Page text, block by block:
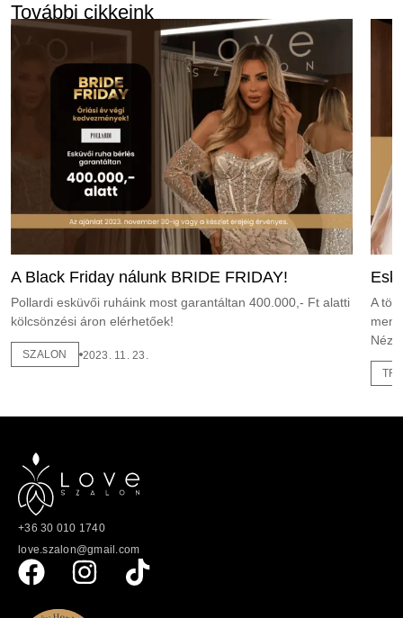
További cikkeink
A Black Friday nálunk BRIDE FRIDAY!
Pollardi esküvői ruháink most garantáltan 400.000,- Ft alatti
kölcsönzési áron elérhetőek!
SZALON 2023. 11. 23.
A
+36 30 010 1740
love.szalon@gmail.com